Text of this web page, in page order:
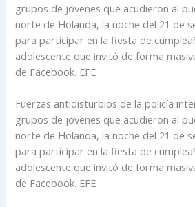
grupos de jóvenes que acudieron al
norte de Holanda, la noche del 21 de
para participar en la fiesta de
adolescente que invitó de forma
de Facebook. EFE
Fuerzas antidisturbios de la policía
grupos de jóvenes que acudieron al
norte de Holanda, la noche del 21 de
para participar en la fiesta de
adolescente que invitó de forma
de Facebook. EFE